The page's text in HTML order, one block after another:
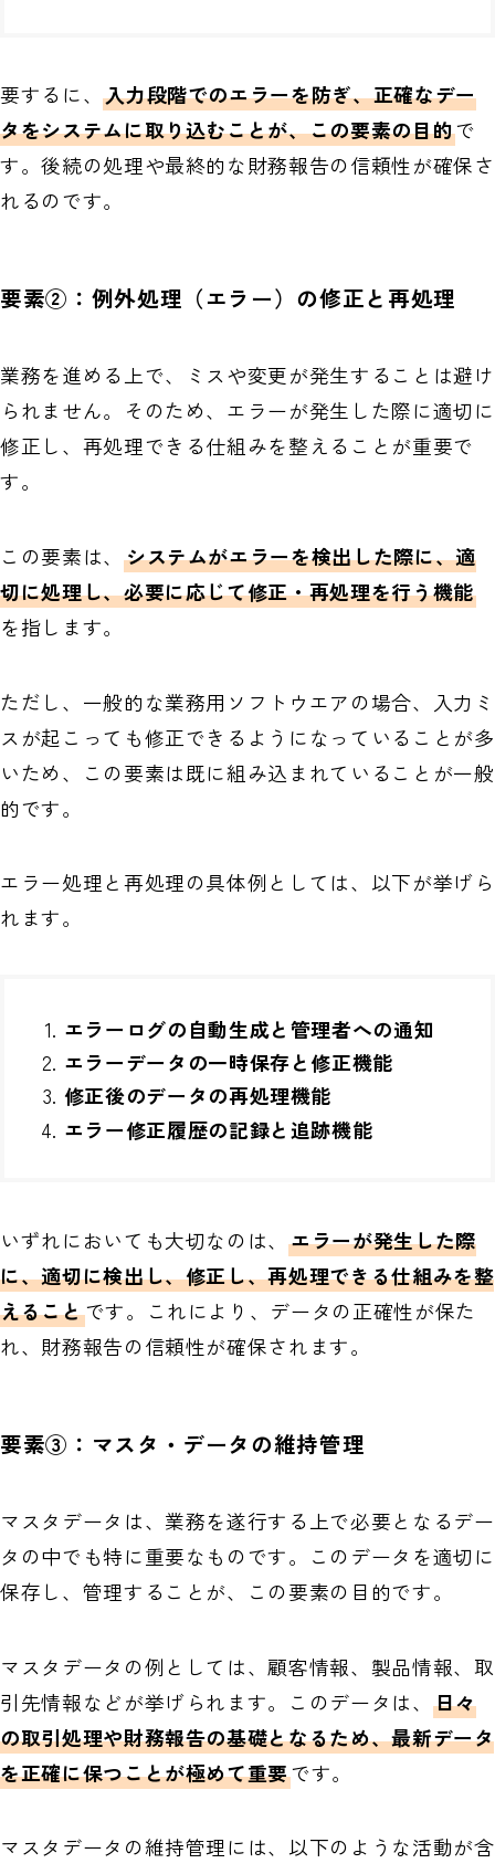
要するに、入力段階でのエラーを防ぎ、正確なデー
タをシステムに取り込むことが、この要素の目的で
す。後続の処理や最終的な財務報告の信頼性が確保さ
れるのです。
要素②：例外処理（エラー）の修正と再処理
業務を進める上で、ミスや変更が発生することは避け
られません。そのため、エラーが発生した際に適切に
修正し、再処理できる仕組みを整えることが重要で
す。
この要素は、 システムがエラーを検出した際に、適
切に処理し、必要に応じて修正・再処理を行う機能
を指します。
ただし、一般的な業務用ソフトウエアの場合、入力ミ
スが起こっても修正できるようになっていることが多
いため、この要素は既に組み込まれていることが一般
的です。
エラー処理と再処理の具体例としては、以下が挙げら
れます。
エラーログの自動生成と管理者への通知
エラーデータの一時保存と修正機能
修正後のデータの再処理機能
エラー修正履歴の記録と追跡機能
いずれにおいても大切なのは、エラーが発生した際
に、適切に検出し、修正し、再処理できる仕組みを整
えることです。これにより、データの正確性が保た
れ、財務報告の信頼性が確保されます。
要素③：マスタ・データの維持管理
マスタデータは、業務を遂行する上で必要となるデー
タの中でも特に重要なものです。このデータを適切に
保存し、管理することが、この要素の目的です。
マスタデータの例としては、顧客情報、製品情報、取
引先情報などが挙げられます。このデータは、 日々
の取引処理や財務報告の基礎となるため、最新データ
を正確に保つことが極めて重要です。
マスタデータの維持管理には、以下のような活動が含